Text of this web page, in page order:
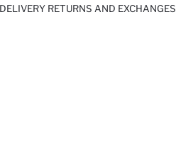
DELIVERY RETURNS AND EXCHANGES